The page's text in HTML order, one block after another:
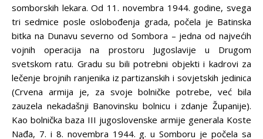
somborskih lekara. Od 11. novembra 1944. godine, svega
tri sedmice posle oslobođenja grada, počela je Batinska
bitka na Dunavu severno od Sombora – jedna od najvećih
vojnih operacija na prostoru Jugoslavije u Drugom
svetskom ratu. Gradu su bili potrebni objekti i kadrovi za
lečenje brojnih ranjenika iz partizanskih i sovjetskih jedinica
(Crvena armija je, za svoje bolničke potrebe, već bila
zauzela nekadašnji Banovinsku bolnicu i zdanje Županije).
Kao bolnička baza III jugoslovenske armije generala Koste
Nađa, 7. i 8. novembra 1944. g. u Somboru je počela sa